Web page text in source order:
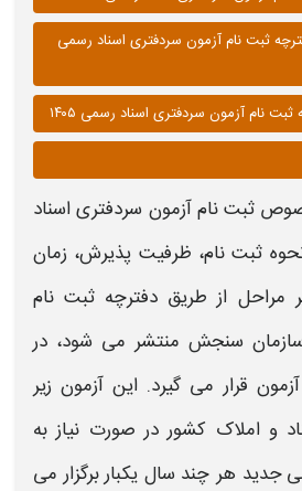
ثبت نام آزمون سردفتری اسناد رسمی
نام آزمون سردفتری اسناد رسمی ۱۴۰۵
ثبت نام آزمون سردفتری اسناد
ثبت نام، ظرفیت پذیرش، زمان
مراحل از طریق دفترچه ثبت نام
سنجش منتشر می شود، در
آزمون قرار می گیرد. این آزمون زیر
و املاک کشور در صورت نیاز به
جدید هر چند سال یکبار برگزار می